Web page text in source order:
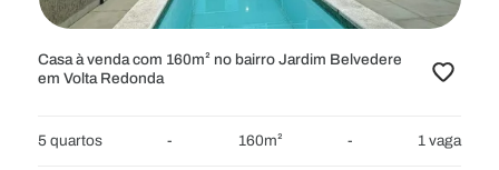
FAZENDAS FLATS SÍTIOS TERRENOS
GALPÕES LOJAS PONTOS PRÉDIOS
Casa à venda com 160m² no bairro Jardim Belvedere
em Volta Redonda
5 quartos - 160m² - 1 vaga